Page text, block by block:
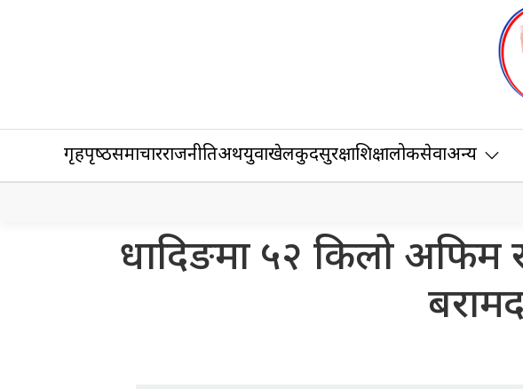
गृहपृष्‍ठसमाचारराजनीतिअर्थयुवाखेलकुदसुरक्षाशिक्षालोकसेवाअन्य
धादिङमा ५२ किलो अफिम